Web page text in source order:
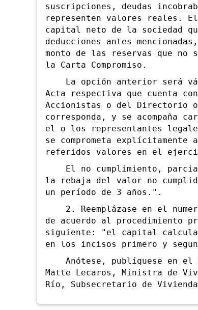
suscripciones, deudas
representen valores reales.
capital neto de la sociedad
deducciones antes
monto de las reservas que
la Carta Compromiso.
La opción anterior será
Acta respectiva que cuenta
Accionistas o del Directorio o
corresponda, y se acompaña
el o los representantes
se comprometa
referidos valores en el
El no cumplimiento, parcial
la rebaja del valor no
un período de 3 años.".
2. Reemplázase en el
de acuerdo al procedimiento
siguiente: "el capital
en los incisos primero y
Anótese, publíquese en el
Matte Lecaros, Ministra de
Río, Subsecretario de